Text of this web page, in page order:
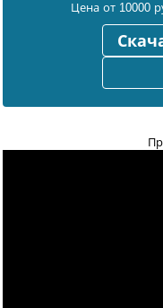
Цена от 10000